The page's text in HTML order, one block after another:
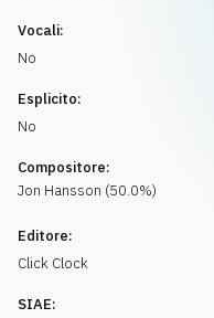
Vocali:
No
Esplicito:
No
Compositore:
Jon Hansson (50.0%)
Editore:
Click Clock
SIAE: